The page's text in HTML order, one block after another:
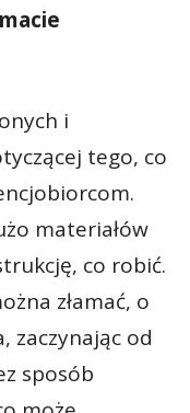
i
tego, co
materiałów
co robić.
złamać, o
zaczynając od
sposób